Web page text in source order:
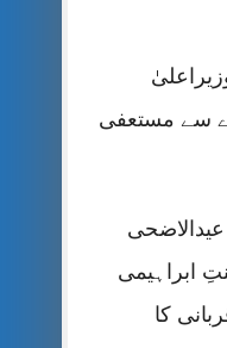
سے مستعفی
عیدالاضحی
ابراہیمی
کا